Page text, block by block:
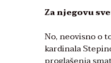
Za njegovu
No, neovisno o
kardinala